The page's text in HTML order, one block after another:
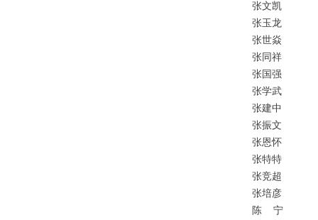
张文凯
张玉龙
张世焱
张同祥
张国强
张学武
张建中
张振文
张恩怀
张特特
张竞超
张培彦
陈
宁